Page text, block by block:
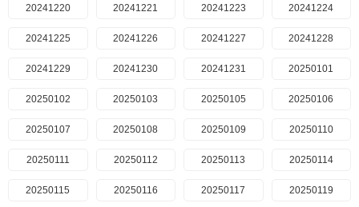
20241220 20241221 20241223 20241224
20241225 20241226 20241227 20241228
20241229 20241230 20241231 20250101
20250102 20250103 20250105 20250106
20250107 20250108 20250109 20250110
20250111 20250112 20250113 20250114
20250115 20250116 20250117 20250119